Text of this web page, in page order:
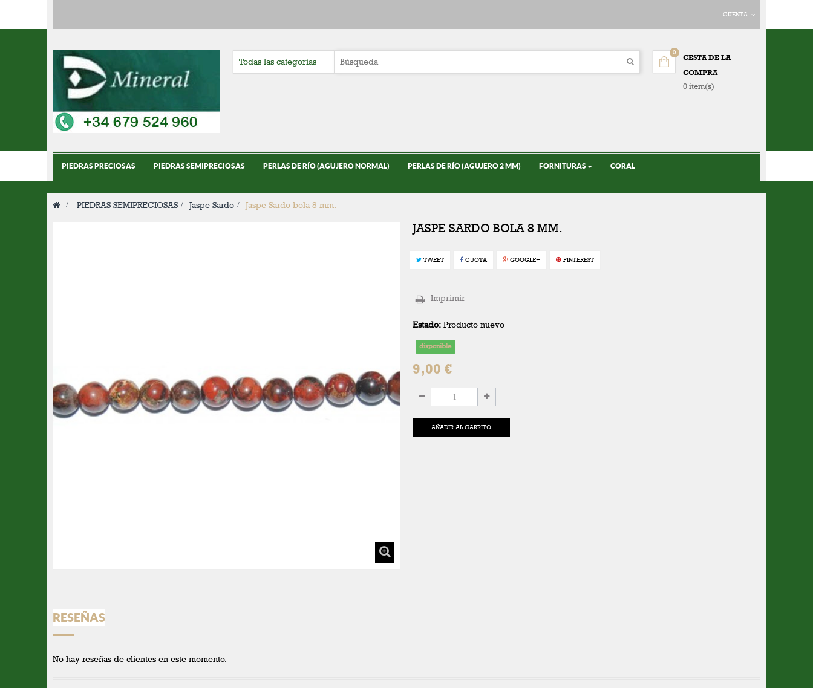
CUENTA
CESTA DE LA
COMPRA
0 item(s)
0
PIEDRAS PRECIOSAS PIEDRAS SEMIPRECIOSAS PERLAS DE RÍO (AGUJERO NORMAL) PERLAS DE RÍO (AGUJERO 2 MM) FORNITURAS CORAL
> PIEDRAS SEMIPRECIOSAS > Jaspe Sardo > Jaspe Sardo bola 8 mm.
JASPE SARDO BOLA 8 MM.
TWEET CUOTA GOOGLE+ PINTEREST
Imprimir
Estado: Producto nuevo
disponible
9,00 €
AÑADIR AL CARRITO
RESEÑAS
No hay reseñas de clientes en este momento.